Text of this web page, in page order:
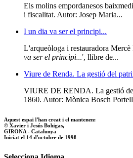
Els molins empordanesos
i fiscalitat. Autor: Josep Maria...
I un dia va ser el principi...
L'arqueòloga i restauradora
va ser el principi...', llibre de...
Viure de Renda. La gestió del
VIURE DE RENDA. La gestió
1860. Autor: Mònica Bosch
Aquest espai l'han creat i el mantenen:
© Xavier i Jesús Bohigas,
GIRONA - Catalunya
Iniciat el 14 d'octubre de 1998